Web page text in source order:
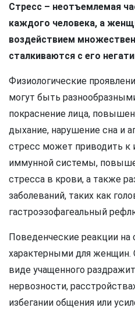
Стресс – неотъемлемая
каждого человека, а
воздействием
сталкиваются с его
Физиологические
могут быть
покраснение лица,
дыхание, нарушение сна и
стресс может приводить
иммунной системы,
стресса в крови, а также
заболеваний, таких как
гастроэзофагеальный
Поведенческие реакции
характерными для женщин.
виде учащенного
нервозности,
избегании общения или